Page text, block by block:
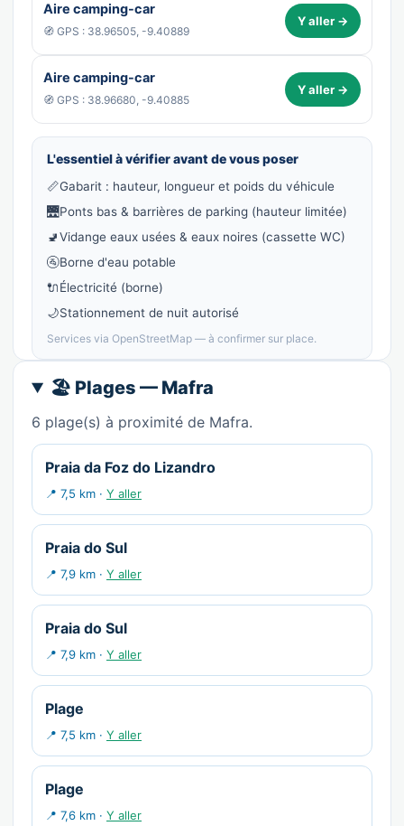
Aire camping-car
🧭 GPS : 38.96505, -9.40889
Y aller →
Aire camping-car
🧭 GPS : 38.96680, -9.40885
Y aller →
L'essentiel à vérifier avant de vous poser
📏Gabarit : hauteur, longueur et poids du véhicule
🌉Ponts bas & barrières de parking (hauteur limitée)
🚽Vidange eaux usées & eaux noires (cassette WC)
🚰Borne d'eau potable
🔌Électricité (borne)
🌙Stationnement de nuit autorisé
Services via OpenStreetMap — à confirmer sur place.
🏖️ Plages — Mafra
6 plage(s) à proximité de Mafra.
Praia da Foz do Lizandro
📍 7,5 km · Y aller
Praia do Sul
📍 7,9 km · Y aller
Praia do Sul
📍 7,9 km · Y aller
Plage
📍 7,5 km · Y aller
Plage
📍 7,6 km · Y aller